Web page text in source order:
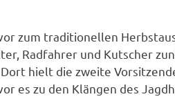
zum traditionellen
Radfahrer und Kutscher
hielt die zweite
es zu den Klängen des